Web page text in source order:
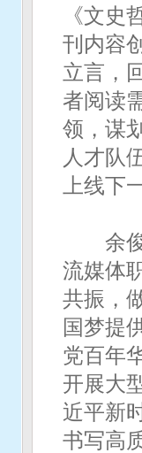
《文史
刊内容
立言，
者阅读
领，谋
人才队
上线下
余俊
流媒体
共振，
国梦提
党百年
开展大
近平新
书写高